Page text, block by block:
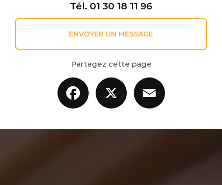
Tél. 01 30 18 11 96
ENVOYER UN MESSAGE
Partagez cette page
Facebook